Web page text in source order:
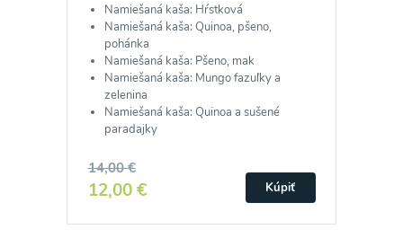
Namiešaná kaša: Hŕstková
Namiešaná kaša: Quinoa, pšeno,
pohánka
Namiešaná kaša: Pšeno, mak
Namiešaná kaša: Mungo fazuľky a
zelenina
Namiešaná kaša: Quinoa a sušené
paradajky
14,00 €
12,00 € Kúpiť